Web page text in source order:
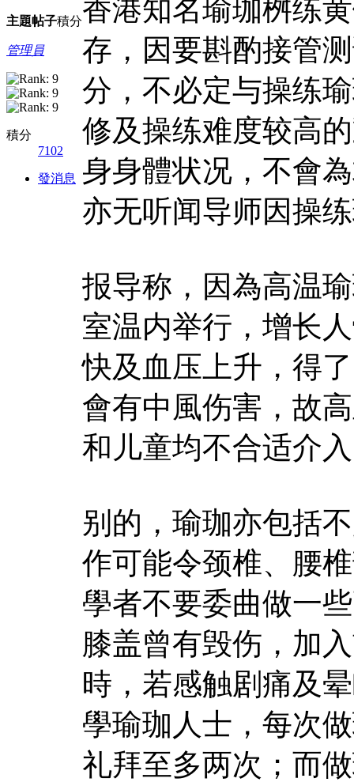
主題帖子積分
管理員
積分
7102
發消息
香港知名瑜珈桝练
存，因要斟酌接管
分，不必定与操练
修及操练难度较高
身身體状况，不會
亦无听闻导师因操
报导称，因為高温
室温内举行，增长
快及血压上升，得
會有中風伤害，故
和儿童均不合适介
别的，瑜珈亦包括
作可能令颈椎、腰
學者不要委曲做一
膝盖曾有毁伤，加
時，若感触剧痛及
學瑜珈人士，每次
礼拜至多两次；而